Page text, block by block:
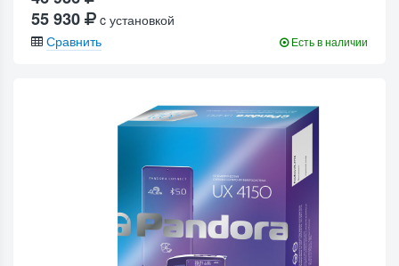
55 930
c установкой
Сравнить
Есть в наличии